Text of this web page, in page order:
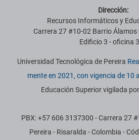
Dirección:
Recursos Informáticos y
Carrera 27 #10-02 Barrio Álamos
Edificio 3 - oficina
Universidad Tecnológica de Pereira
mente en 2021, con vigencia de 10
Educación Superior vigilada por
PBX: +57 606 3137300 - Carrera 27
Pereira - Risaralda - Colombia -